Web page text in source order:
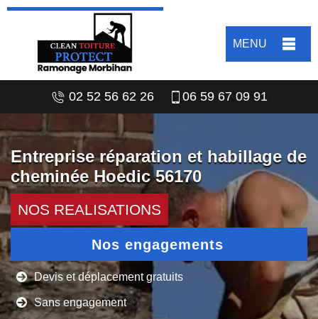
MENU
02 52 56 62 26 06 59 67 09 91
Entreprise réparation et habillage de
cheminée Hoedic 56170
NOS REALISATIONS
Nos engagements
Devis et déplacement gratuits
Sans engagement